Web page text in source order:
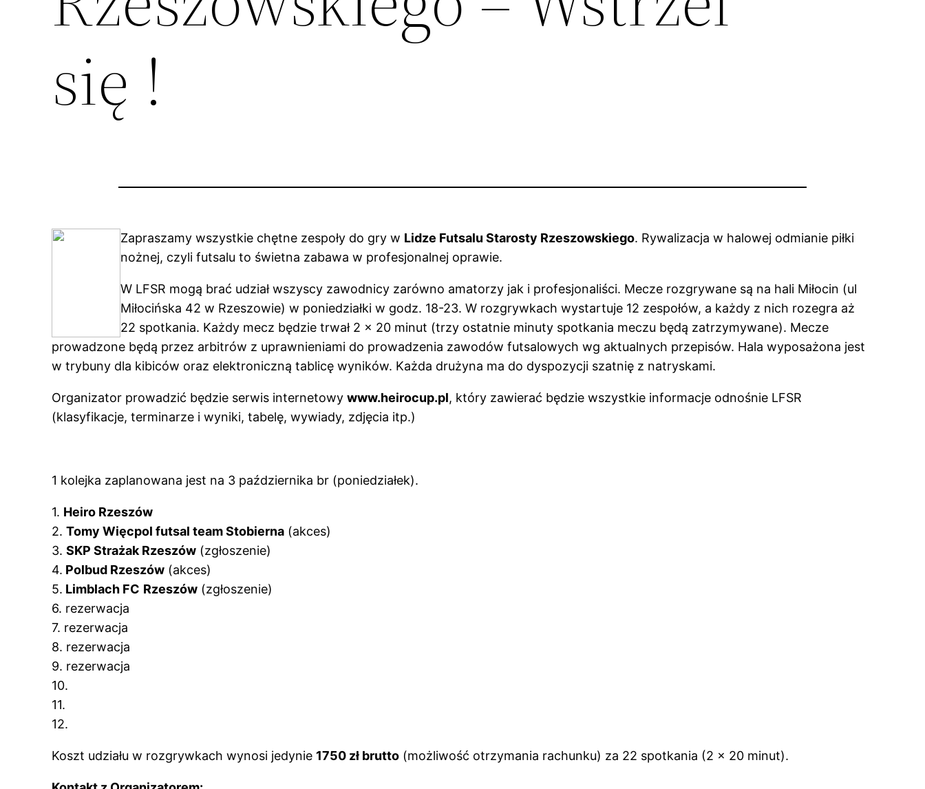
się !
Zapraszamy wszystkie chętne zespoły do gry w Lidze Futsalu Starosty Rzeszowskiego. Rywalizacja w halowej odmianie piłki
nożnej, czyli futsalu to świetna zabawa w profesjonalnej oprawie.
W LFSR mogą brać udział wszyscy zawodnicy zarówno amatorzy jak i profesjonaliści. Mecze rozgrywane są na hali Miłocin (ul
Miłocińska 42 w Rzeszowie) w poniedziałki w godz. 18-23. W rozgrywkach wystartuje 12 zespołów, a każdy z nich rozegra aż
22 spotkania. Każdy mecz będzie trwał 2 x 20 minut (trzy ostatnie minuty spotkania meczu będą zatrzymywane). Mecze
prowadzone będą przez arbitrów z uprawnieniami do prowadzenia zawodów futsalowych wg aktualnych przepisów. Hala wyposażona jest
w trybuny dla kibiców oraz elektroniczną tablicę wyników. Każda drużyna ma do dyspozycji szatnię z natryskami.
Organizator prowadzić będzie serwis internetowywww.heirocup.pl, który zawierać będzie wszystkie informacje odnośnie LFSR
(klasyfikacje, terminarze i wyniki, tabelę, wywiady, zdjęcia itp.)
1 kolejka zaplanowana jest na 3 października br (poniedziałek).
1. Heiro Rzeszów
2.Tomy Więcpol futsal team Stobierna (akces)
3.SKP Strażak Rzeszów (zgłoszenie)
4. Polbud Rzeszów (akces)
5. Limblach FC Rzeszów (zgłoszenie)
6. rezerwacja
7. rezerwacja
8. rezerwacja
9. rezerwacja
10.
11.
12.
Koszt udziału w rozgrywkach wynosi jedynie 1750 zł brutto (możliwość otrzymania rachunku) za 22 spotkania (2 x 20 minut).